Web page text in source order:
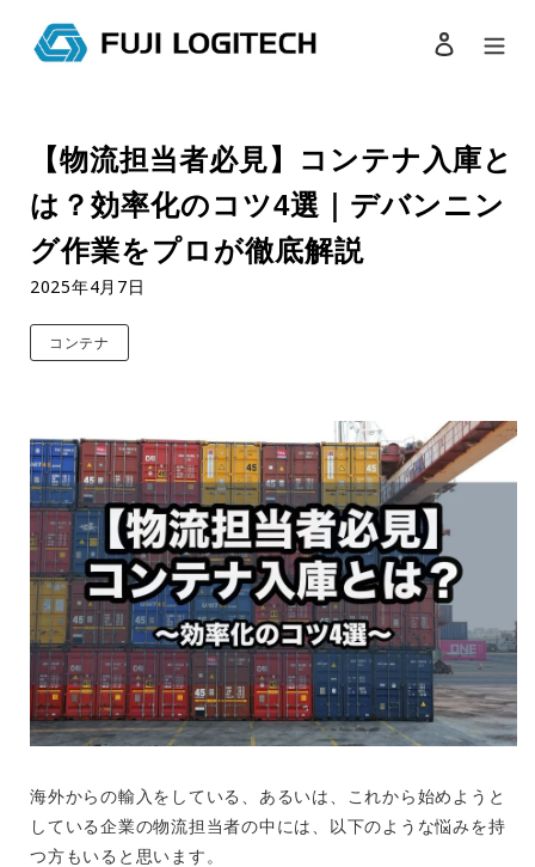
検索
ログイン
【物流担当者必見】コンテナ入庫と
は？効率化のコツ4選｜デバンニン
グ作業をプロが徹底解説
2025年4月7日
コンテナ
海外からの輸入をしている、あるいは、これから始めようと
している企業の物流担当者の中には、以下のような悩みを持
つ方もいると思います。